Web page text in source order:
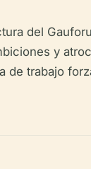
del
y
de trabajo